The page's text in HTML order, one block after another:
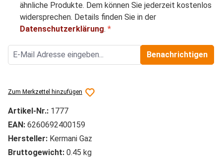
ähnliche Produkte. Dem können Sie jederzeit kostenlos
widersprechen. Details finden Sie in der
Datenschutzerklärung. *
Benachrichtigen
Zum Merkzettel hinzufügen
Artikel-Nr.: 1777
EAN: 6260692400159
Hersteller: Kermani Gaz
Bruttogewicht: 0.45 kg